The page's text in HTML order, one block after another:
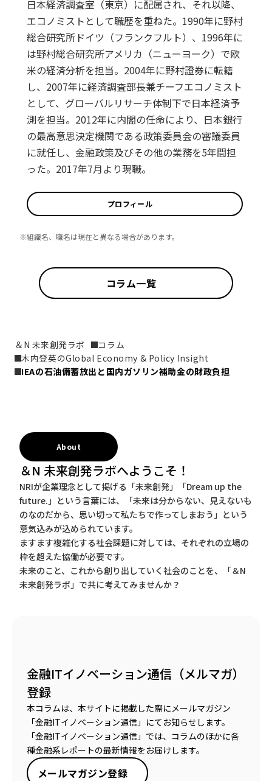
日本経済調査室（東京）に配属され、それ以降、
エコノミストとして職歴を重ねた。1990年に野村
総合研究所ドイツ（フランクフルト）、1996年に
は野村総合研究所アメリカ（ニューヨーク）で欧
米の経済分析を担当。2004年に野村證券に転籍
し、2007年に経済調査部長兼チーフエコノミスト
として、グローバルリサーチ体制下で日本経済予
測を担当。2012年に内閣の任命により、日本銀行
の最高意思決定機関である政策委員会の審議委員
に就任し、金融政策及びその他の業務を5年間担
った。2017年7月より現職。
プロフィール
※組織名、職名は現在と異なる場合があります。
コラム一覧
＆N 未来創発ラボ
コラム
木内登英のGlobal Economy & Policy Insight
IEAの石油備蓄放出と国内ガソリン補助金の財政負担
About
＆N 未来創発ラボへようこそ！
NRIが企業理念として掲げる「未来創発」「Dream up the
future.」という言葉には、「未来は分からない、見えないも
のなのだから、思い切って私たちで作ってしまおう」という
意気込みが込められています。
ますます複雑化する社会課題に対しては、それぞれの立場の
枠を超えた協働が必要です。
未来のこと、これから創り出していく社会のことを、「＆N
未来創発ラボ」で共に考えてみませんか？
金融ITイノベーション通信（メルマガ）
登録
本コラムは、本サイトに掲載した際にメールマガジン
「金融ITイノベーション通信」にてお知らせします。
「金融ITイノベーション通信」では、コラムのほかに各
種金融系レポートの最新情報をお届けします。
メールマガジン登録